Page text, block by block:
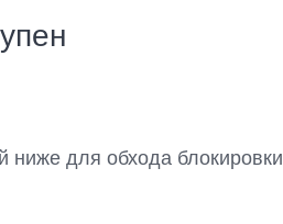
ниже для обхода блокировки